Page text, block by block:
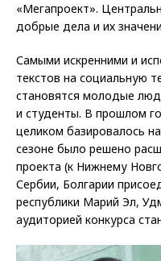
«Мегапроект».
добрые дела и их
Самыми искренними и
текстов на социальную
становятся молодые
и студенты. В прошлом
целиком базировалось
сезоне было решено
проекта (к Нижнему
Сербии, Болгарии
республики Марий Эл,
аудиторией конкурса